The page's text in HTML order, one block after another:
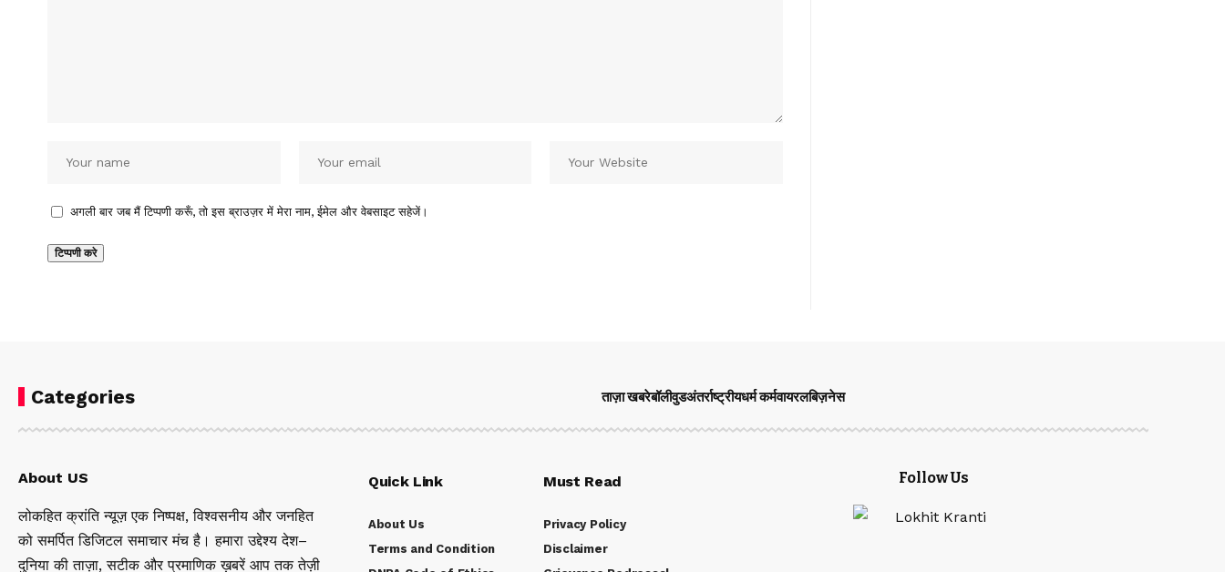
अगली बार जब मैं टिप्पणी करूँ, तो इस ब्राउज़र में मेरा नाम, ईमेल और वेबसाइट सहेजें।
Categories ताज़ा खबरेबॉलीवुडअंतर्राष्ट्रीयधर्म कर्मवायरलबिज़नेस
About US
लोकहित क्रांति न्यूज़ एक निष्पक्ष, विश्वसनीय और जनहित
को समर्पित डिजिटल समाचार मंच है। हमारा उद्देश्य देश–
दुनिया की ताज़ा, सटीक और प्रमाणिक ख़बरें आप तक तेज़ी
Quick Link
About Us
Terms and Condition
Must Read
Privacy Policy
Disclaimer
Follow Us